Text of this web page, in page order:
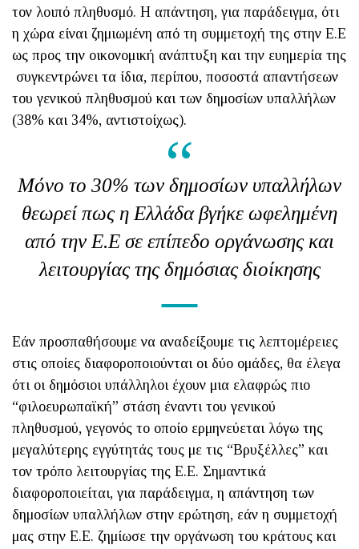
τον λοιπό πληθυσμό. Η απάντηση, για παράδειγμα, ότι
η χώρα είναι ζημιωμένη από τη συμμετοχή της στην Ε.Ε
ως προς την οικονομική ανάπτυξη και την ευημερία της
συγκεντρώνει τα ίδια, περίπου, ποσοστά απαντήσεων
του γενικού πληθυσμού και των δημοσίων υπαλλήλων
(38% και 34%, αντιστοίχως).
Μόνο το 30% των δημοσίων υπαλλήλων
θεωρεί πως η Ελλάδα βγήκε ωφελημένη
από την Ε.Ε σε επίπεδο οργάνωσης και
λειτουργίας της δημόσιας διοίκησης
Εάν προσπαθήσουμε να αναδείξουμε τις λεπτομέρειες
στις οποίες διαφοροποιούνται οι δύο ομάδες, θα έλεγα
ότι οι δημόσιοι υπάλληλοι έχουν μια ελαφρώς πιο
“φιλοευρωπαϊκή” στάση έναντι του γενικού
πληθυσμού, γεγονός το οποίο ερμηνεύεται λόγω της
μεγαλύτερης εγγύτητάς τους με τις “Βρυξέλλες” και
τον τρόπο λειτουργίας της Ε.Ε. Σημαντικά
διαφοροποιείται, για παράδειγμα, η απάντηση των
δημοσίων υπαλλήλων στην ερώτηση, εάν η συμμετοχή
μας στην Ε.Ε. ζημίωσε την οργάνωση του κράτους και